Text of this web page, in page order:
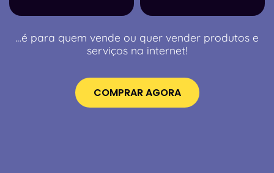
…é para quem vende ou quer vender produtos e
serviços na internet!
COMPRAR AGORA